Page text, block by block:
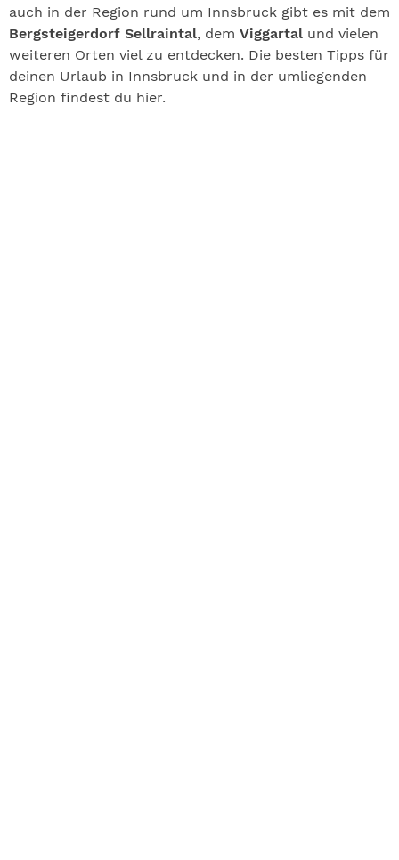
auch in der Region rund um Innsbruck gibt es mit dem
Bergsteigerdorf Sellraintal, dem Viggartal und vielen
weiteren Orten viel zu entdecken. Die besten Tipps für
deinen Urlaub in Innsbruck und in der umliegenden
Region findest du hier.